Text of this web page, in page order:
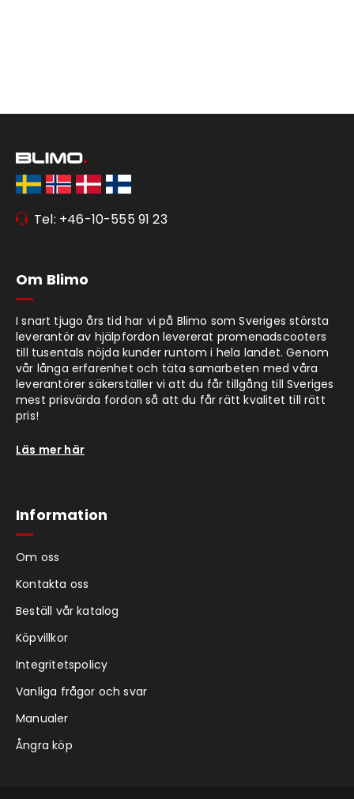
Tel: +46-10-555 91 23
Om Blimo
I snart tjugo års tid har vi på Blimo som Sveriges största
leverantör av hjälpfordon levererat promenadscooters
till tusentals nöjda kunder runtom i hela landet. Genom
vår långa erfarenhet och täta samarbeten med våra
leverantörer säkerställer vi att du får tillgång till Sveriges
mest prisvärda fordon så att du får rätt kvalitet till rätt
pris!
Läs mer här
Information
Om oss
Kontakta oss
Beställ vår katalog
Köpvillkor
Integritetspolicy
Vanliga frågor och svar
Manualer
Ångra köp